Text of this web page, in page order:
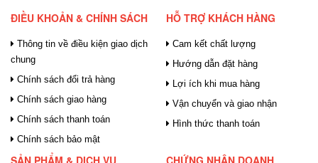
ĐIỀU KHOẢN & CHÍNH SÁCH
Thông tin về điều kiện giao dịch
chung
Chính sách đổi trả hàng
Chính sách giao hàng
Chính sách thanh toán
Chính sách bảo mật
HỖ TRỢ KHÁCH HÀNG
Cam kết chất lượng
Hướng dẫn đặt hàng
Lợi ích khi mua hàng
Vận chuyển và giao nhận
Hình thức thanh toán
SẢN PHẨM & DỊCH VỤ CHỨNG NHẬN DOANH